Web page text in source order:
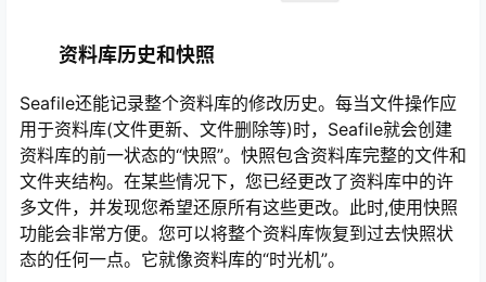
资料库历史和快照
Seafile还能记录整个资料库的修改历史。每当文件操作应
用于资料库(文件更新、文件删除等)时，Seafile就会创建
资料库的前一状态的“快照”。快照包含资料库完整的文件和
文件夹结构。在某些情况下，您已经更改了资料库中的许
多文件，并发现您希望还原所有这些更改。此时,使用快照
功能会非常方便。您可以将整个资料库恢复到过去快照状
态的任何一点。它就像资料库的“时光机”。